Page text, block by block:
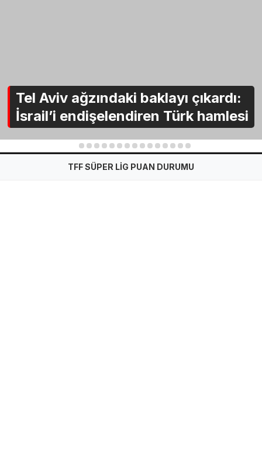
Tel Aviv ağzındaki baklayı çıkardı:
İsrail’i endişelendiren Türk hamlesi
2 3 4 5 6 7 8 9 10 11 12 13 14 15
TFF SÜPER LİG PUAN DURUMU